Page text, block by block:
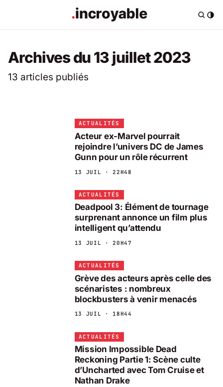
Archives du 13 juillet 2023
13 articles publiés
ACTUALITÉS
Acteur ex-Marvel pourrait
rejoindre l’univers DC de James
Gunn pour un rôle récurrent
13 JUIL · 22H48
ACTUALITÉS
Deadpool 3: Élément de tournage
surprenant annonce un film plus
intelligent qu’attendu
13 JUIL · 20H47
ACTUALITÉS
Grève des acteurs après celle des
scénaristes : nombreux
blockbusters à venir menacés
13 JUIL · 18H44
ACTUALITÉS
Mission Impossible Dead
Reckoning Partie 1: Scène culte
d’Uncharted avec Tom Cruise et
Nathan Drake